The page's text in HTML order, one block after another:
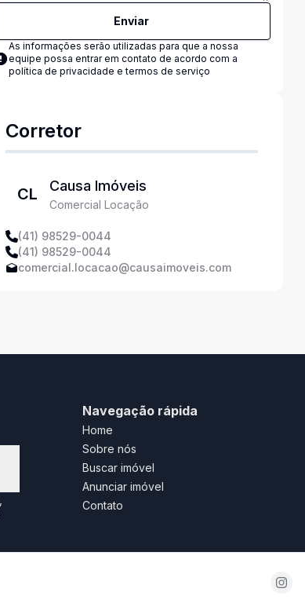
Enviar
As informações serão utilizadas para que a nossa
equipe possa entrar em contato de acordo com a
política de privacidade e termos de serviço
Corretor
CL Causa Imóveis
Comercial Locação
(41) 98529-0044
(41) 98529-0044
comercial.locacao@causaimoveis.com
Navegação rápida
Home
Sobre nós
Buscar imóvel
Anunciar imóvel
Contato